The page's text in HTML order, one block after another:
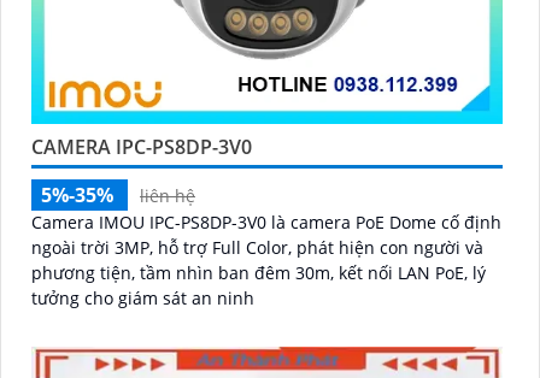
CAMERA IPC-PS8DP-3V0
5%-35%
liên hệ
Camera IMOU IPC-PS8DP-3V0 là camera PoE Dome cố định
ngoài trời 3MP, hỗ trợ Full Color, phát hiện con người và
phương tiện, tầm nhìn ban đêm 30m, kết nối LAN PoE, lý
tưởng cho giám sát an ninh